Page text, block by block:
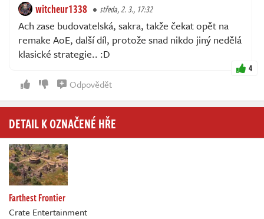
witcheur1338 středa, 2. 3., 17:32
Ach zase budovatelská, sakra, takže čekat opět na
remake AoE, další díl, protože snad nikdo jiný nedělá
klasické strategie.. :D
4
Odpovědět
DETAIL K OZNAČENÉ HŘE
Farthest Frontier
Crate Entertainment